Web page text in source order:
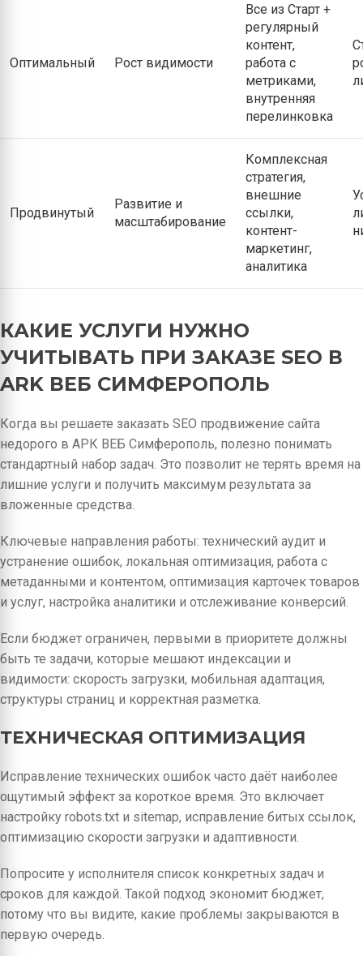
Оптимальный Рост видимости
Все из Старт +
регулярный
контент,
работа с
метриками,
внутренняя
перелинковка
Продвинутый
Развитие и
масштабирование
Комплексная
стратегия,
внешние
ссылки,
контент-
маркетинг,
аналитика
КАКИЕ УСЛУГИ НУЖНО
УЧИТЫВАТЬ ПРИ ЗАКАЗЕ SEO В
ARK ВЕБ СИМФЕРОПОЛЬ
Когда вы решаете заказать SEO продвижение сайта
недорого в АРК ВЕБ Симферополь, полезно понимать
стандартный набор задач. Это позволит не терять время на
лишние услуги и получить максимум результата за
вложенные средства.
Ключевые направления работы: технический аудит и
устранение ошибок, локальная оптимизация, работа с
метаданными и контентом, оптимизация карточек товаров
и услуг, настройка аналитики и отслеживание конверсий.
Если бюджет ограничен, первыми в приоритете должны
быть те задачи, которые мешают индексации и
видимости: скорость загрузки, мобильная адаптация,
структуры страниц и корректная разметка.
ТЕХНИЧЕСКАЯ ОПТИМИЗАЦИЯ
Исправление технических ошибок часто даёт наиболее
ощутимый эффект за короткое время. Это включает
настройку robots.txt и sitemap, исправление битых ссылок,
оптимизацию скорости загрузки и адаптивности.
Попросите у исполнителя список конкретных задач и
сроков для каждой. Такой подход экономит бюджет,
потому что вы видите, какие проблемы закрываются в
первую очередь.